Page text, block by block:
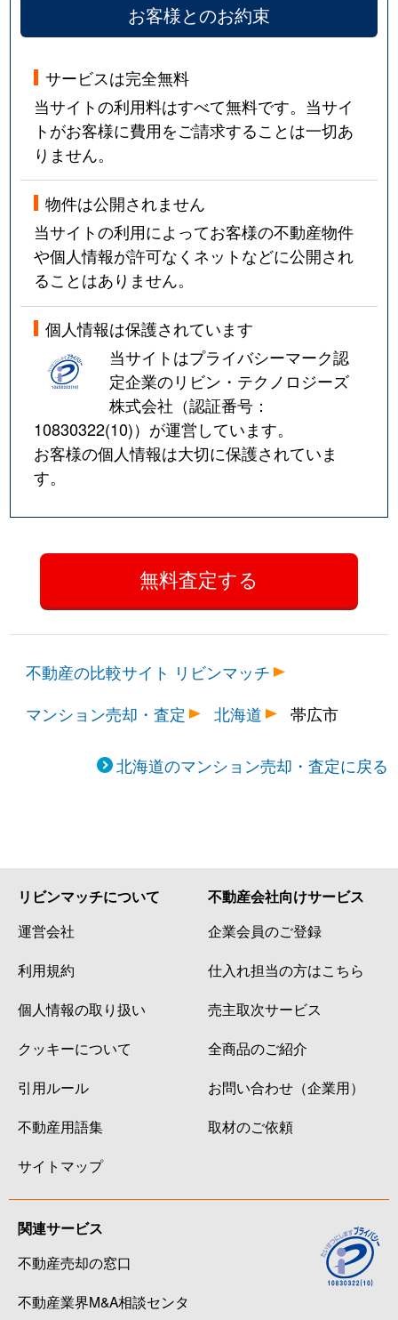
お客様とのお約束
サービスは完全無料
当サイトの利用料はすべて無料です。当サイ
トがお客様に費用をご請求することは一切あ
りません。
物件は公開されません
当サイトの利用によってお客様の不動産物件
や個人情報が許可なくネットなどに公開され
ることはありません。
個人情報は保護されています
当サイトはプライバシーマーク認
定企業のリビン・テクノロジーズ
株式会社（認証番号：
10830322(10)）が運営しています。
お客様の個人情報は大切に保護されていま
す。
不動産の比較サイト リビンマッチ
マンション売却・査定
北海道 帯広市
北海道のマンション売却・査定に戻る
リビンマッチについて
運営会社
利用規約
個人情報の取り扱い
クッキーについて
引用ルール
不動産用語集
サイトマップ
不動産会社向けサービス
企業会員のご登録
仕入れ担当の方はこちら
売主取次サービス
全商品のご紹介
お問い合わせ（企業用）
取材のご依頼
関連サービス
不動産売却の窓口
不動産業界M&A相談センタ